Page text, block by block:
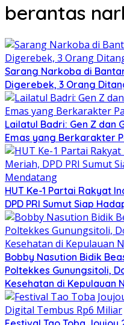
berantas
Sarang Narkoba di
Digerebek, 3 Orang
Lailatul Badri: Gen Z dan
Emas yang Berkarakter
HUT Ke-1 Partai Rakyat
DPD PRI Sumut Siap
Bobby Nasution Bidik
Poltekkes Gunungsitoli,
Kesehatan di Kepulauan